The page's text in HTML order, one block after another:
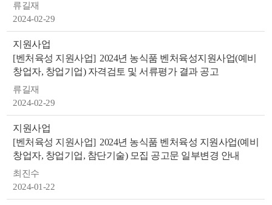
류길재
2024-02-29
지원사업
[벤처육성 지원사업] 2024년 농식품 벤처육성지원사업(예비
창업자, 창업기업) 자격검토 및 서류평가 결과 공고
류길재
2024-02-29
지원사업
[벤처육성 지원사업] 2024년 농식품 벤처육성 지원사업(예비
창업자, 창업기업, 참단기술) 모집 공고문 일부변경 안내
최진수
2024-01-22